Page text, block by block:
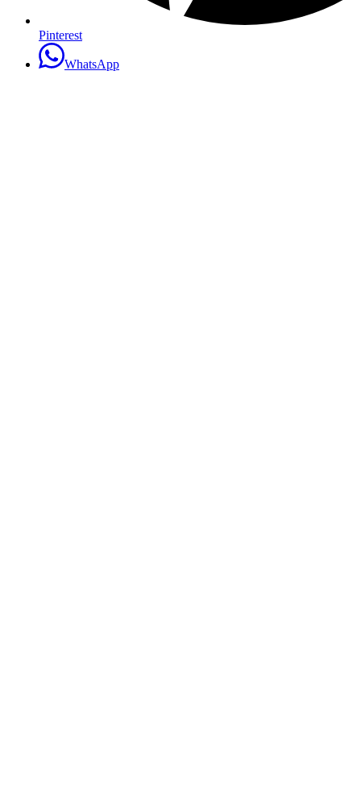
Pinterest
WhatsApp